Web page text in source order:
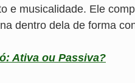
e musicalidade. Ele
dentro dela de forma
Ativa ou Passiva?